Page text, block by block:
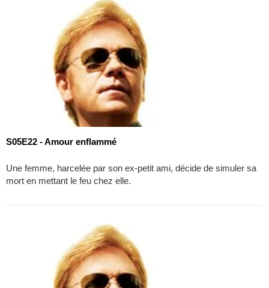
S05E22 - Amour enflammé
Une femme, harcelée par son ex-petit ami, décide de simuler sa
mort en mettant le feu chez elle.